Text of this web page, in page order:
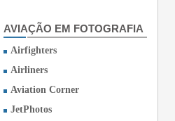
AVIAÇÃO EM FOTOGRAFIA
Airfighters
Airliners
Aviation Corner
JetPhotos